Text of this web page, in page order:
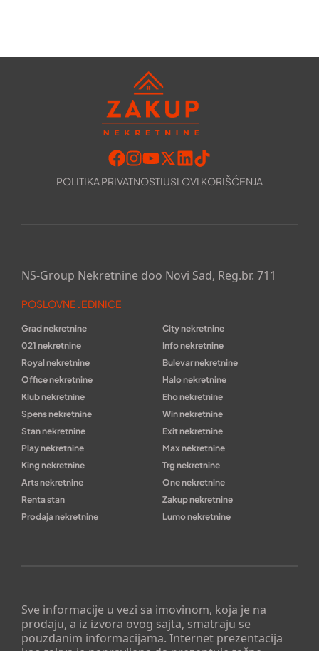
POLITIKA PRIVATNOSTIUSLOVI KORIŠĆENJA
Sve informacije u vezi sa imovinom, koja je na
prodaju, a iz izvora ovog sajta, smatraju se
pouzdanim informacijama. Internet prezentacija
NS-Group Nekretnine doo Novi Sad, Reg.br. 711
POSLOVNE JEDINICE
Grad nekretnine
City nekretnine
021 nekretnine
Info nekretnine
Royal nekretnine
Bulevar nekretnine
Office nekretnine
Halo nekretnine
Klub nekretnine
Eho nekretnine
Spens nekretnine
Win nekretnine
Stan nekretnine
Exit nekretnine
Play nekretnine
Max nekretnine
King nekretnine
Trg nekretnine
Arts nekretnine
One nekretnine
Renta stan
Zakup nekretnine
Prodaja nekretnine
Lumo nekretnine